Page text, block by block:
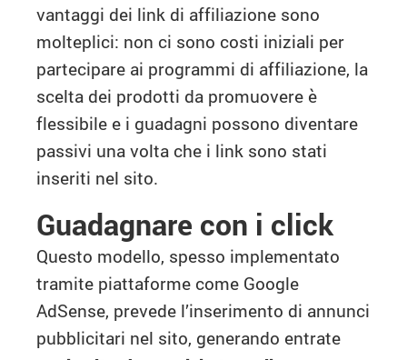
vantaggi dei link di affiliazione sono
molteplici: non ci sono costi iniziali per
partecipare ai programmi di affiliazione, la
scelta dei prodotti da promuovere è
flessibile e i guadagni possono diventare
passivi una volta che i link sono stati
inseriti nel sito.
Guadagnare con i click
Questo modello, spesso implementato
tramite piattaforme come Google
AdSense, prevede l’inserimento di annunci
pubblicitari nel sito, generando entrate